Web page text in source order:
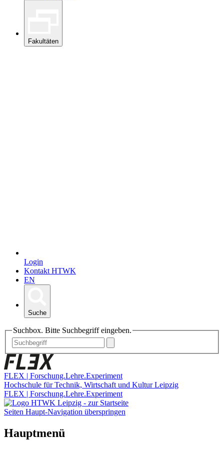
Fakultäten
Login
Kontakt HTWK
EN
Suche
Suchbox. Bitte Suchbegriff eingeben.
FLEX | Forschung.Lehre.Experiment
Hochschule für Technik, Wirtschaft und Kultur Leipzig
FLEX | Forschung.Lehre.Experiment
Seiten Haupt-Navigation überspringen
Hauptmenü